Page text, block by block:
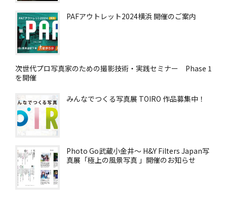
PAFアウトレット2024横浜 開催のご案内
次世代プロ写真家のための撮影技術・実践セミナー Phase 1
を開催
みんなでつくる写真展 TOIRO 作品募集中！
Photo Go武蔵小金井～ H&Y Filters Japan写
真展「極上の風景写真 」開催のお知らせ